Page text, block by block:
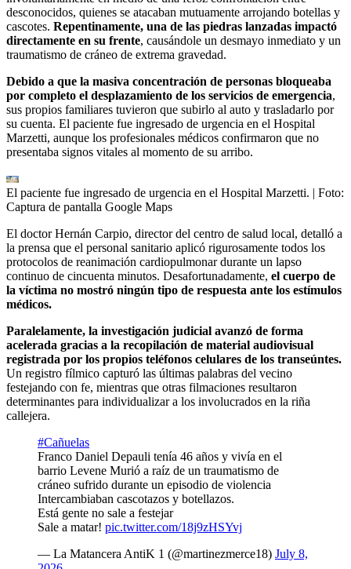
desconocidos, quienes se atacaban mutuamente arrojando botellas y
cascotes. Repentinamente, una de las piedras lanzadas impactó
directamente en su frente, causándole un desmayo inmediato y un
traumatismo de cráneo de extrema gravedad.
Debido a que la masiva concentración de personas bloqueaba
por completo el desplazamiento de los servicios de emergencia,
sus propios familiares tuvieron que subirlo al auto y trasladarlo por
su cuenta. El paciente fue ingresado de urgencia en el Hospital
Marzetti, aunque los profesionales médicos confirmaron que no
presentaba signos vitales al momento de su arribo.
El paciente fue ingresado de urgencia en el Hospital Marzetti. | Foto:
Captura de pantalla Google Maps
El doctor Hernán Carpio, director del centro de salud local, detalló a
la prensa que el personal sanitario aplicó rigurosamente todos los
protocolos de reanimación cardiopulmonar durante un lapso
continuo de cincuenta minutos. Desafortunadamente, el cuerpo de
la víctima no mostró ningún tipo de respuesta ante los estímulos
médicos.
Paralelamente, la investigación judicial avanzó de forma
acelerada gracias a la recopilación de material audiovisual
registrada por los propios teléfonos celulares de los transeúntes.
Un registro fílmico capturó las últimas palabras del vecino
festejando con fe, mientras que otras filmaciones resultaron
determinantes para individualizar a los involucrados en la riña
callejera.
#Cañuelas
Franco Daniel Depauli tenía 46 años y vivía en el
barrio Levene Murió a raíz de un traumatismo de
cráneo sufrido durante un episodio de violencia
Intercambiaban cascotazos y botellazos.
Está gente no sale a festejar
Sale a matar! pic.twitter.com/18j9zHSYvj
— La Matancera AntiK 1 (@martinezmerce18) July 8,